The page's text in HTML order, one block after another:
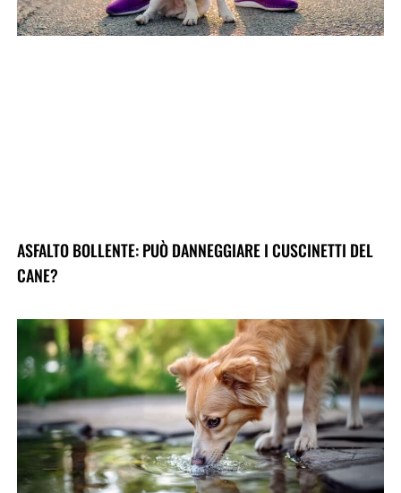
ASFALTO BOLLENTE: PUÒ DANNEGGIARE I CUSCINETTI DEL
CANE?